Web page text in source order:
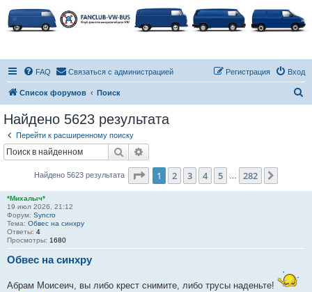
FAQ Связаться с администрацией Вход
Регистрация
Список форумов Поиск
Найдено 5623 результата
Перейти к расширенному поиску
Поиск
Найдено 5623 результата Страница из 282
1 2 3 4 5 282
*Михалыч*
19 июл 2026, 21:12
Форум: Syncro
Тема: Обвес на синхру
Ответы: 4
Просмотры: 1680
Обвес на синхру
Абрам Моисеич, вы либо крест снимите, либо трусы наденьте!